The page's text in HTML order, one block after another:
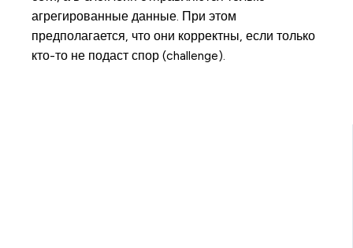
агрегированные данные. При этом
предполагается, что они корректны, если только
кто-то не подаст спор (challenge).